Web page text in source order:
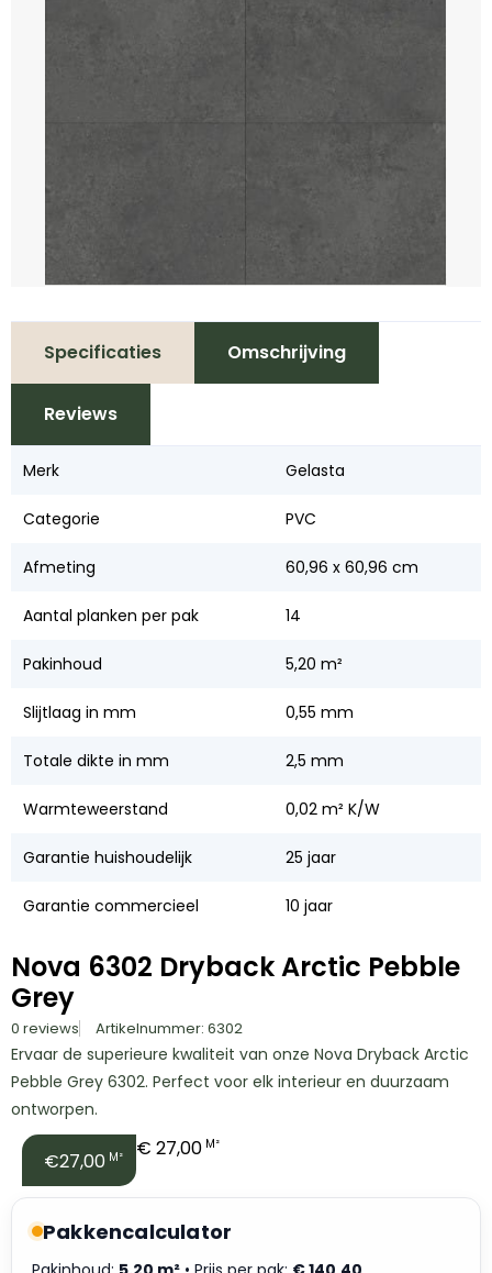
Specificaties Omschrijving
Reviews
Merk Gelasta
Categorie PVC
Afmeting 60,96 x 60,96 cm
Aantal planken per pak 14
Pakinhoud 5,20 m²
Slijtlaag in mm 0,55 mm
Totale dikte in mm 2,5 mm
Warmteweerstand 0,02 m² K/W
Garantie huishoudelijk 25 jaar
Garantie commercieel 10 jaar
Nova 6302 Dryback Arctic Pebble
Grey
0 reviews Artikelnummer: 6302
Ervaar de superieure kwaliteit van onze Nova Dryback Arctic
Pebble Grey 6302. Perfect voor elk interieur en duurzaam
ontworpen.
€27,00 M² € 27,00 M²
Pakkencalculator